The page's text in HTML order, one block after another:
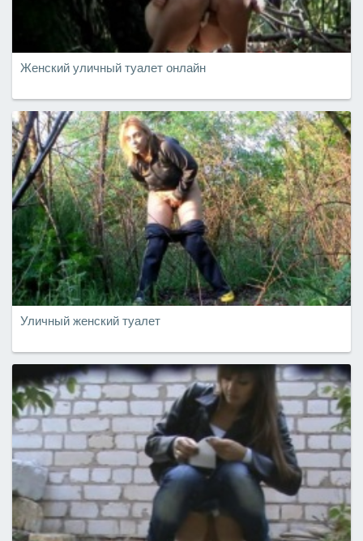
Женский уличный туалет онлайн
Уличный женский туалет